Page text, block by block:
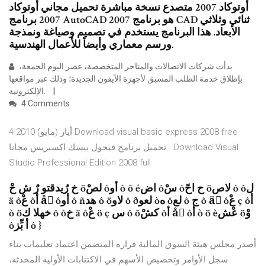
أوتوكاد 2007 متصدع نسخة مباشرة تحميل مجاني أوتوكاد
2007 برنامج AutoCAD 2007 هو برنامج CAD ثنائي وثلاثي
الأبعاد. هذا البرنامج يستخدم في تصميم وصياغة ونمذجة
ورسم معماري وأيضاً للأعمال الهندسية.
بإطلاق خدمة الطلب المسبق لأجهزة الآيفون الجديدة؛ وذلك عبر مواقعها
الإلكترونية.
4 Comments
4 أيار (مايو) 2010 Download visual basic express 2008 free
تحميل برنامج فيجول بيسك اكسبريس مجانا · Download Visual
Studio Professional Edition 2008 full
خ رٌيدقتو رٌ ش حْ öلصْ ôأو ô õ éاض ôسْ ôح احً öلاص ô ôل
ä ôعْ ôأ åْ ôأو ô ñهد ô öلاو ô ðلعو òه ôلع ô ج ô äْ ôعْ ç ôأ
ò öخهلا ك ô ôخ ä ôعْ ö ç س ô õكشْ ôأ åْ ôأ ò ö èعْش öوْ
ôأ بِّز ô }
أصدر مجلس هيئة السوق المالية قراره المتضمن اعتماد تعليمات بناء
سجل الأوامر وتخصيص الأسهم في الاكتتابات الأولية المحدثة،